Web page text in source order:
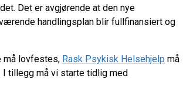
Det er avgjørende at den nye
handlingsplan blir fullfinansiert og
må lovfestes, Rask Psykisk Helsehjelp må
I tillegg må vi starte tidlig med